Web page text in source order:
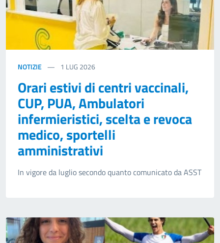
NOTIZIE 1 LUG 2026
Orari estivi di centri vaccinali,
CUP, PUA, Ambulatori
infermieristici, scelta e revoca
medico, sportelli
amministrativi
In vigore da luglio secondo quanto comunicato da ASST